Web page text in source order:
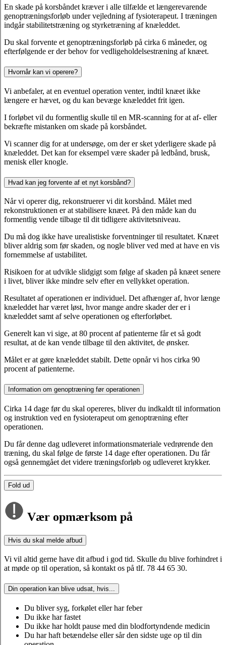
En skade på korsbåndet kræver i alle tilfælde et længerevarende
genoptræningsforløb under vejledning af fysioterapeut. I træningen
indgår stabilitetstræning og styrketræning af knæleddet.
Du skal forvente et genoptræningsforløb på cirka 6 måneder, og
efterfølgende er der behov for vedligeholdelsestræning af knæet.
Hvornår kan vi operere?
Vi anbefaler, at en eventuel operation venter, indtil knæet ikke
længere er hævet, og du kan bevæge knæleddet frit igen.
I forløbet vil du formentlig skulle til en MR-scanning for at af- eller
bekræfte mistanken om skade på korsbåndet.
Vi scanner dig for at undersøge, om der er sket yderligere skade på
knæleddet. Det kan for eksempel være skader på ledbånd, brusk,
menisk eller knogle.
Hvad kan jeg forvente af et nyt korsbånd?
Når vi operer dig, rekonstruerer vi dit korsbånd. Målet med
rekonstruktionen er at stabilisere knæet. På den måde kan du
formentlig vende tilbage til dit tidligere aktivitetsniveau.
Du må dog ikke have urealistiske forventninger til resultatet. Knæet
bliver aldrig som før skaden, og nogle bliver ved med at have en vis
fornemmelse af ustabilitet.
Risikoen for at udvikle slidgigt som følge af skaden på knæet senere
i livet, bliver ikke mindre selv efter en vellykket operation.
Resultatet af operationen er individuel. Det afhænger af, hvor længe
knæleddet har været løst, hvor mange andre skader der er i
knæleddet samt af selve operationen og efterforløbet.
Generelt kan vi sige, at 80 procent af patienterne får et så godt
resultat, at de kan vende tilbage til den aktivitet, de ønsker.
Målet er at gøre knæleddet stabilt. Dette opnår vi hos cirka 90
procent af patienterne.
Information om genoptræning før operationen
Cirka 14 dage før du skal opereres, bliver du indkaldt til information
og instruktion ved en fysioterapeut om genoptræning efter
operationen.
Du får denne dag udleveret informationsmateriale vedrørende den
træning, du skal følge de første 14 dage efter operationen. Du får
også gennemgået det videre træningsforløb og udleveret krykker.
Fold ud
Vær opmærksom på
Hvis du skal melde afbud
Vi vil altid gerne have dit afbud i god tid. Skulle du blive forhindret i
at møde op til operation, så kontakt os på tlf. 78 44 65 30.
Din operation kan blive udsat, hvis...
Du bliver syg, forkølet eller har feber
Du ikke har fastet
Du ikke har holdt pause med din blodfortyndende medicin
Du har haft betændelse eller sår den sidste uge op til din